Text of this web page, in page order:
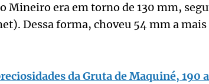
Mineiro era em torno de 130 mm,
Dessa forma, choveu 54 mm a mais
da Gruta de Maquiné, 190